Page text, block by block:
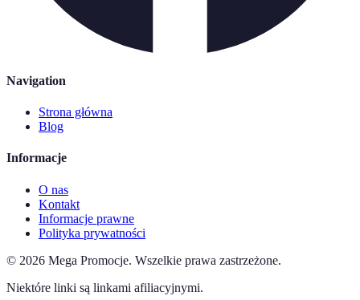
Navigation
Strona główna
Blog
Informacje
O nas
Kontakt
Informacje prawne
Polityka prywatności
© 2026 Mega Promocje. Wszelkie prawa zastrzeżone.
Niektóre linki są linkami afiliacyjnymi.